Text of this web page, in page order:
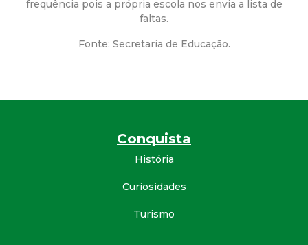
a
frequência pois a própria escola nos envia a lista de
faltas.
Fonte: Secretaria de Educação.
Conquista
História
Curiosidades
Turismo